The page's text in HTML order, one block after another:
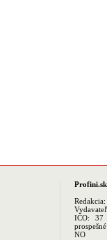
Profini.sk
Redakcia:
IČO: 37
NO